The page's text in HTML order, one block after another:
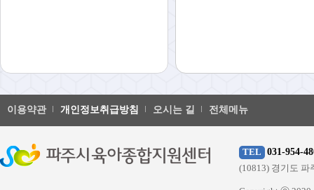
이용약관 개인정보취급방침 오시는 길 전체메뉴
TEL 031-954-
(10813) 경기도 파